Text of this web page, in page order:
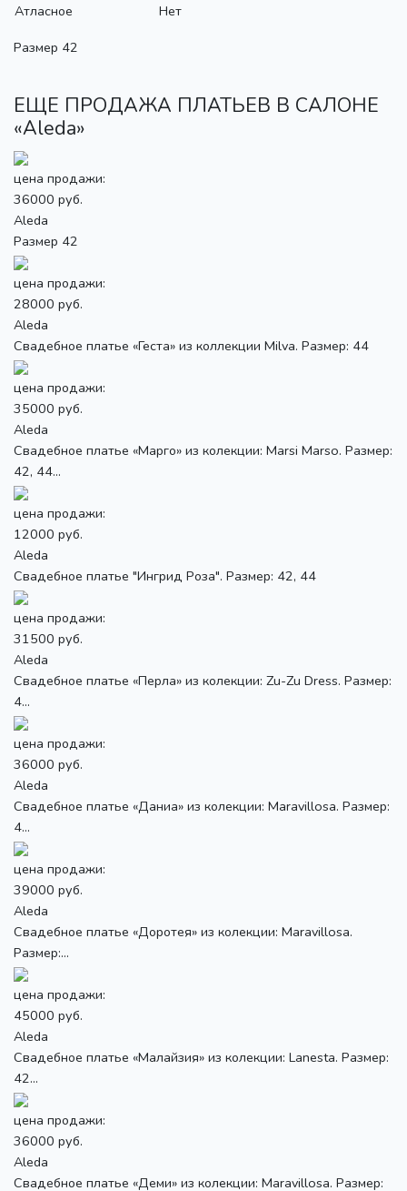
Атласное
Нет
Размер 42
ЕЩЕ ПРОДАЖА ПЛАТЬЕВ В САЛОНЕ
«Aleda»
цена продажи:
36000 руб.
Aleda
Размер 42
цена продажи:
28000 руб.
Aleda
Свадебное платье «Геста» из коллекции Milva. Размер: 44
цена продажи:
35000 руб.
Aleda
Свадебное платье «Марго» из колекции: Marsi Marso. Размер:
42, 44...
цена продажи:
12000 руб.
Aleda
Свадебное платье "Ингрид Роза". Размер: 42, 44
цена продажи:
31500 руб.
Aleda
Свадебное платье «Перла» из колекции: Zu-Zu Dress. Размер:
4...
цена продажи:
36000 руб.
Aleda
Свадебное платье «Даниа» из колекции: Maravillosa. Размер:
4...
цена продажи:
39000 руб.
Aleda
Свадебное платье «Доротея» из колекции: Maravillosa.
Размер:...
цена продажи:
45000 руб.
Aleda
Свадебное платье «Малайзия» из колекции: Lanesta. Размер:
42...
цена продажи:
36000 руб.
Aleda
Свадебное платье «Деми» из колекции: Maravillosa. Размер: